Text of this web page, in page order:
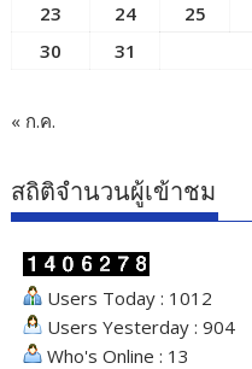
23
24 25
30
31
« ก.ค.
สถิติจำนวนผู้เข้าชม
Users Today : 1012
Users Yesterday : 904
Who's Online : 13